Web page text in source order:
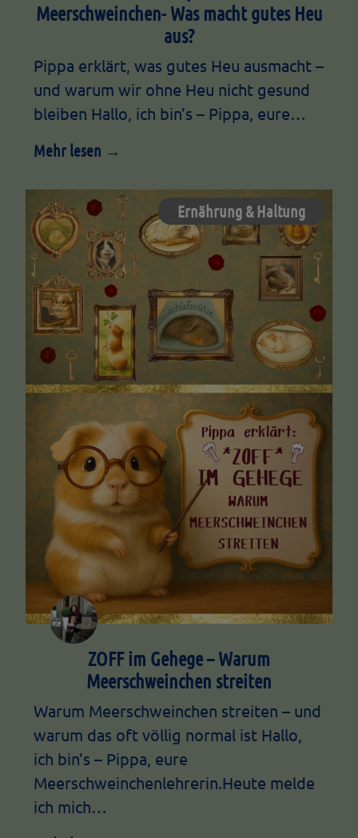
Meerschweinchen- Was macht gutes Heu
aus?
Pippa erklärt, was gutes Heu ausmacht –
und warum wir ohne Heu nicht gesund
bleiben Hallo, ich bin’s – Pippa, eure…
Mehr lesen →
Ernährung & Haltung
ZOFF im Gehege – Warum
Meerschweinchen streiten
Warum Meerschweinchen streiten – und
warum das oft völlig normal ist Hallo,
ich bin’s – Pippa, eure
Meerschweinchenlehrerin.Heute melde
ich mich…